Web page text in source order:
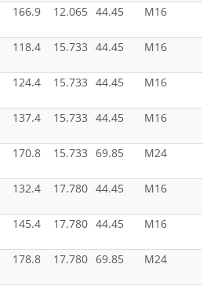
166.9 12.065 44.45 M16
118.4 15.733 44.45 M16
124.4 15.733 44.45 M16
137.4 15.733 44.45 M16
170.8 15.733 69.85 M24
132.4 17.780 44.45 M16
145.4 17.780 44.45 M16
178.8 17.780 69.85 M24